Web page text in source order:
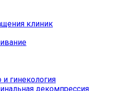
клиник
гинекология
декомпрессия